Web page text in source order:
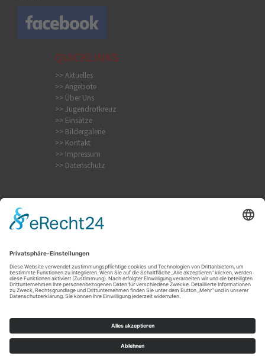
QUICKLINKS
>> Aktuelles
>> Angebote
>> Über Uns
>> Jugendrotkreuz
>> Einsätze
>> Bildergalerie
>> Kontakt
>> Impressum
>> Datenschutz
Internistischer Notfall